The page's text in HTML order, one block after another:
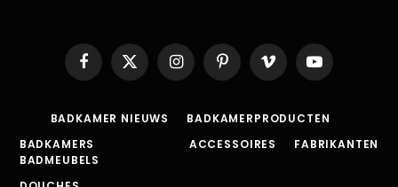
Facebook
X
(Twitter)
InstagramPinterestVimeo YouTube
BADKAMER NIEUWS
BADKAMERPRODUCTEN
BADKAMERS
BADMEUBELS
ACCESSOIRES FABRIKANTEN